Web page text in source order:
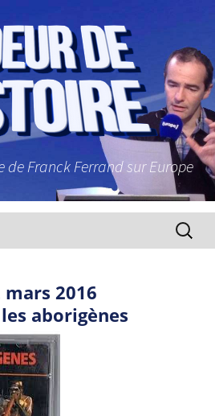
de Franck Ferrand sur Europe
2016
aborigènes